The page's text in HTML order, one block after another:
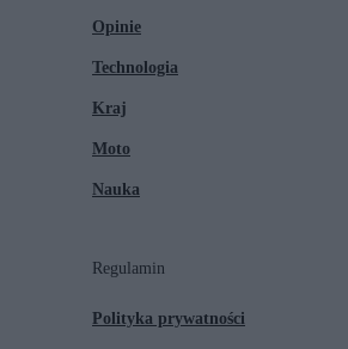
Opinie
Technologia
Kraj
Moto
Nauka
Regulamin
Polityka prywatności